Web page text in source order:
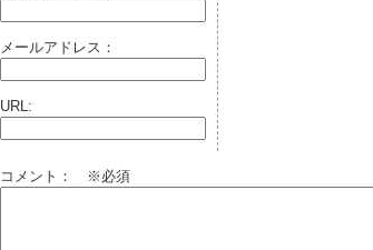
メールアドレス：
URL:
コメント： ※必須